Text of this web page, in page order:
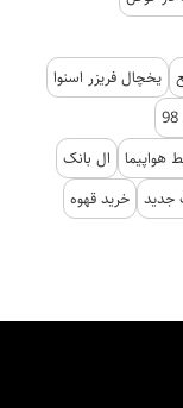
یخچال فریزر اسنوا
هواپیما
ال بانک
جدید خرید قهوه